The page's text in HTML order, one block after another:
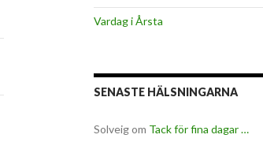
Vardag i Årsta
SENASTE HÄLSNINGARNA
Solveigom Tack för fina dagar …